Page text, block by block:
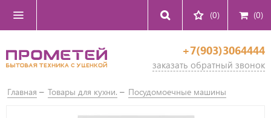
(0) (0)
+7(903)3064444
заказать обратный звонок
Главная Товары для кухни. Посудомоечные машины